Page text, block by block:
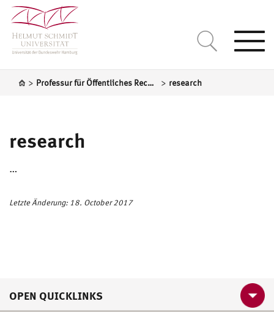
> Professur für Öffentliches Recht und Steuerrecht > research
research
…
Letzte Änderung: 18. October 2017
OPEN QUICKLINKS